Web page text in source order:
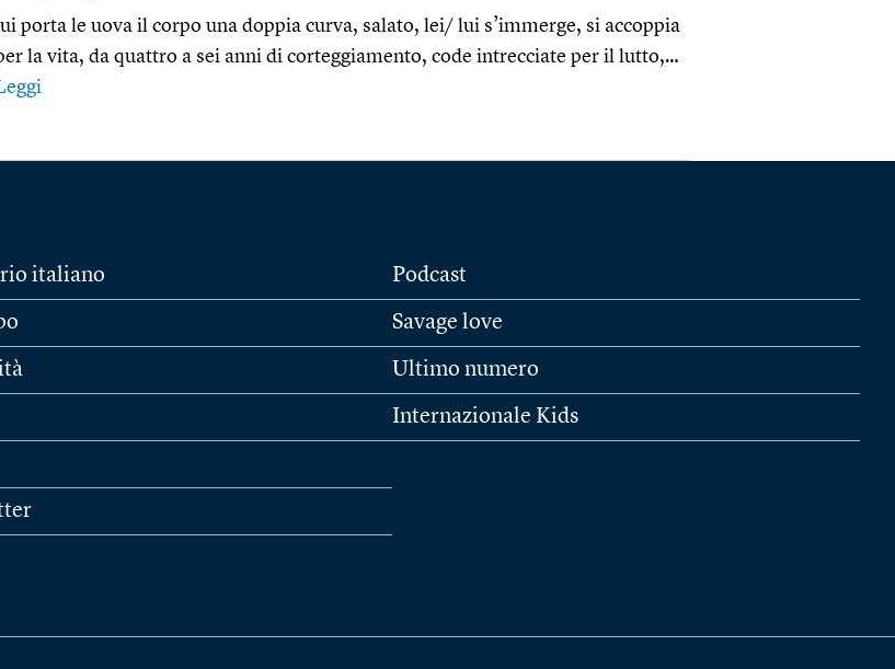
porta le uova il corpo una doppia curva, salato, lei/ lui s’immerge, si accoppia
la vita, da quattro a sei anni di corteggiamento, code intrecciate per il lutto,…
italiano Podcast
Savage love
Ultimo numero
Internazionale Kids